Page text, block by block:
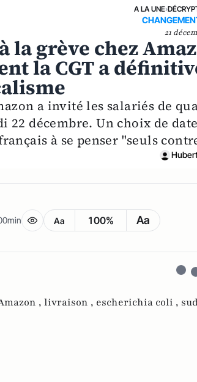
A LA UNE›
21
la grève chez
la CGT a
a invité les salariés de
22 décembre. Un choix de
à se penser "seuls
Aa 100% Aa
, livraison , escherichia coli ,